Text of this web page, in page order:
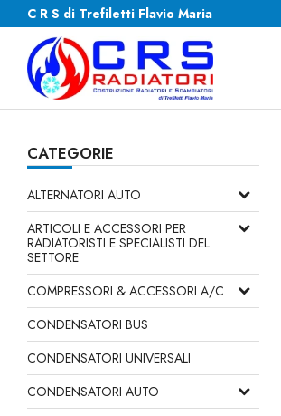
C R S di Trefiletti Flavio Maria
CATEGORIE
ALTERNATORI AUTO
ARTICOLI E ACCESSORI PER
RADIATORISTI E SPECIALISTI DEL
SETTORE
COMPRESSORI & ACCESSORI A/C
CONDENSATORI BUS
CONDENSATORI UNIVERSALI
CONDENSATORI AUTO